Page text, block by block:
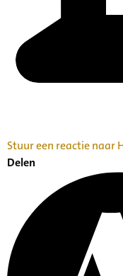
Stuur een reactie naar
Delen